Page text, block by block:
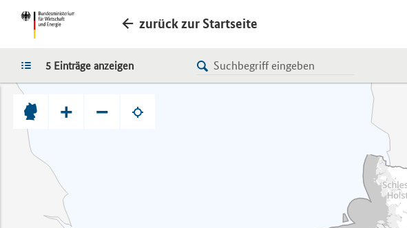
zurück zur Startseite
LISTE
5 Einträge anzeigen
+ −